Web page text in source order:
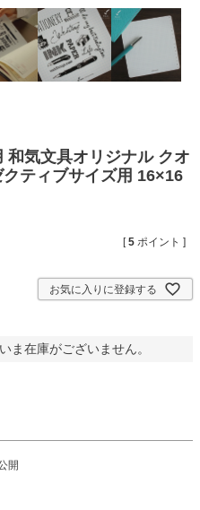
和気文具オリジナル クオ
ティブサイズ用 16×16
[5 ポイント ]
お気に入りに登録する
ま在庫がございません。
開